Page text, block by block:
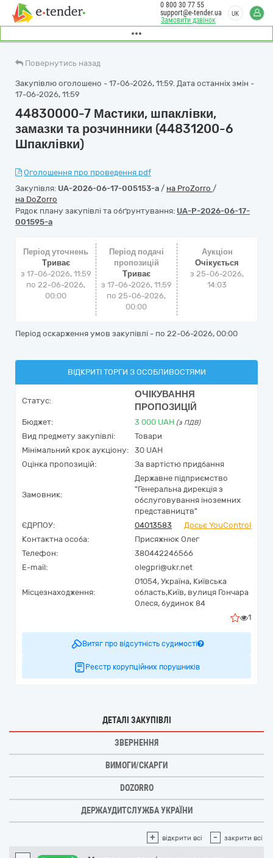
Замовити дзвінок
0 800 30 77 55
support@e-tender.ua
UK
Повернутись назад
Закупівлю оголошено - 17-06-2026, 11:59. Дата останніх змін -
17-06-2026, 11:59
44830000-7 Мастики, шпаклівки,
замазки та розчинники (44831200-6
Шпаклівки)
Оголошення про проведення.pdf
Закупівля: UA-2026-06-17-005153-a / на ProZorro /
на DoZorro
Рядок плану закупівлі та обґрунтування: UA-P-2026-06-17-
001595-a
Період уточнень
Триває
з 17-06-2026, 11:59
по 22-06-2026,
00:00
Період подачі
пропозицій
Триває
з 17-06-2026, 11:59
по 25-06-2026,
00:00
Аукціон
Очікується
з25-06-2026,
14:03
Період оскарження умов закупівлі - по 22-06-2026, 00:00
ВІДКРИТІ ТОРГИ З ОСОБЛИВОСТЯМИ
Статус:
ОЧІКУВАННЯ
ПРОПОЗИЦІЙ
Бюджет: 3 000 UAH (з ПДВ)
Вид предмету закупівлі:
Товари
Мінімальний крок аукціону:
30 UAH
Оцінка пропозицій:
За вартістю придбання
Замовник:
Державне підприємство
"Генеральна дирекція з
обслуговування іноземних
представництв"
ЄДРПОУ:
04013583
Досьє YouControl
Контактна особа:
Присяжнюк Олег
Телефон:
380442246566
E-mail:
olegpri@ukr.net
Місцезнаходження:
01054, Україна, Київська
область,Київ, вулиця Гончара
Олеся, будинок 84
1
Витяг про відсутність судимості
Реєстр корупційних порушників
ДЕТАЛІ ЗАКУПІВЛІ
ЗВЕРНЕННЯ
ВИМОГИ/СКАРГИ
DOZORRO
ДЕРЖАУДИТСЛУЖБА УКРАЇНИ
+ відкрити всі - закрити всі